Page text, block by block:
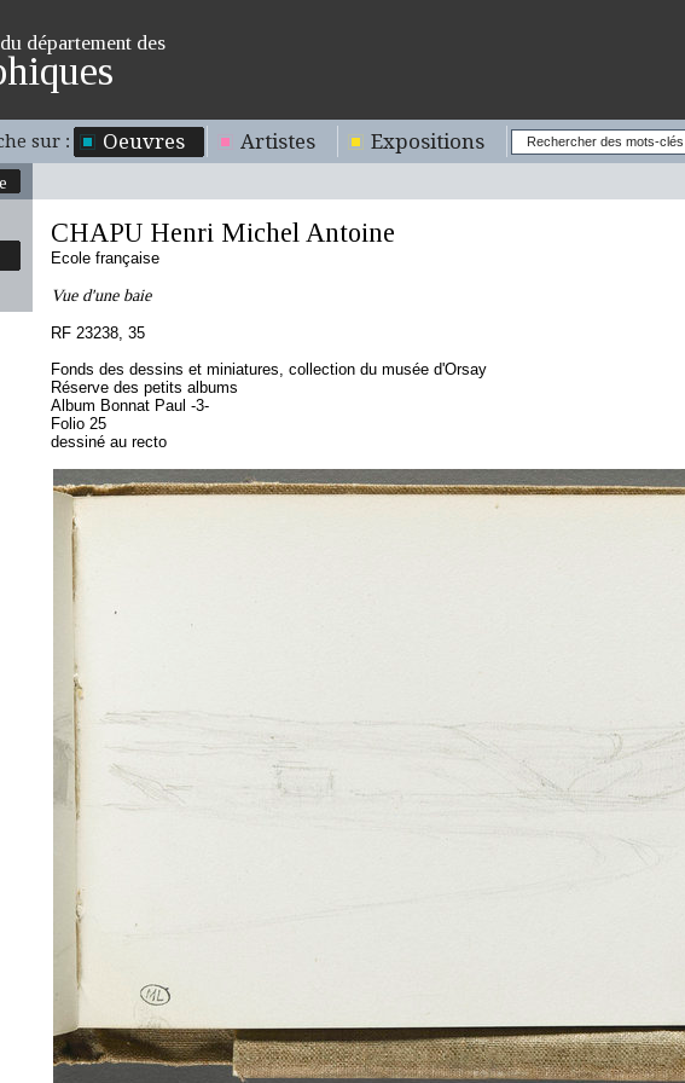
département des
sur : Oeuvres Artistes Expositions
CHAPU Henri Michel Antoine
Ecole française
Vue d'une baie
RF 23238, 35
Fonds des dessins et miniatures, collection du musée d'Orsay
Réserve des petits albums
Album Bonnat Paul -3-
Folio 25
dessiné au recto